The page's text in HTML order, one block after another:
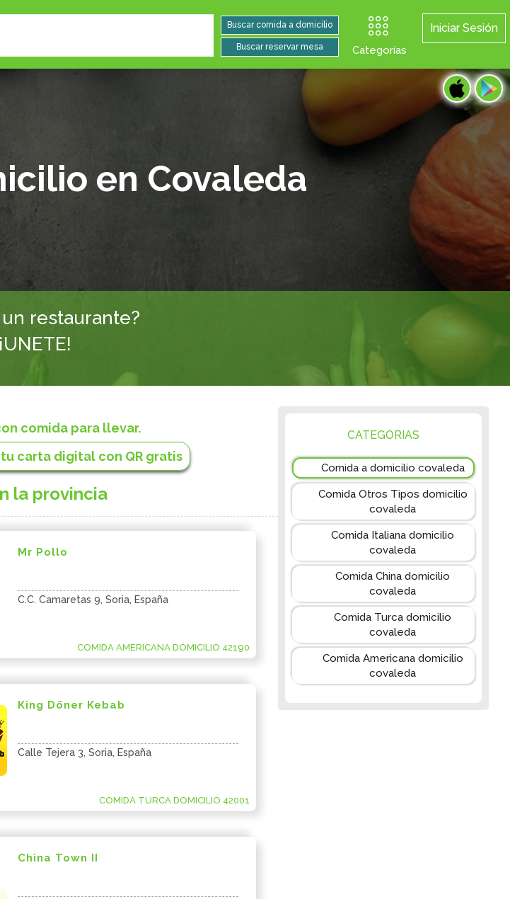
Iniciar Sesión
Categorías
restaurante?
¡UNETE!
en Covaleda
comida para llevar.
carta digital con QR gratis
la provincia
Mr Pollo
C.C. Camaretas 9, Soria, España
COMIDA AMERICANA DOMICILIO 42190
King Döner Kebab
Calle Tejera 3, Soria, España
COMIDA TURCA DOMICILIO 42001
China Town II
CATEGORIAS
Comida a domicilio covaleda
Comida Otros Tipos domicilio
covaleda
Comida Italiana domicilio
covaleda
Comida China domicilio
covaleda
Comida Turca domicilio
covaleda
Comida Americana domicilio
covaleda